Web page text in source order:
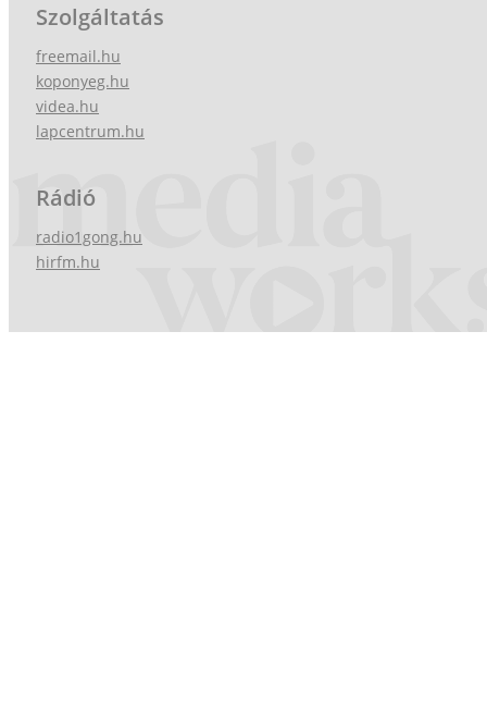
Szolgáltatás
freemail.hu
koponyeg.hu
videa.hu
lapcentrum.hu
Rádió
radio1gong.hu
hirfm.hu